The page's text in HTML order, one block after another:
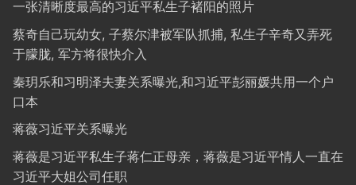
一张清晰度最高的习近平私生子褚阳的照片
蔡奇自己玩幼女, 子蔡尔津被军队抓捕, 私生子辛奇又弄死
于朦胧, 军方将很快介入
秦玥乐和习明泽夫妻关系曝光,和习近平彭丽媛共用一个户
口本
蒋薇习近平关系曝光
蒋薇是习近平私生子蒋仁正母亲，蒋薇是习近平情人一直在
习近平大姐公司任职